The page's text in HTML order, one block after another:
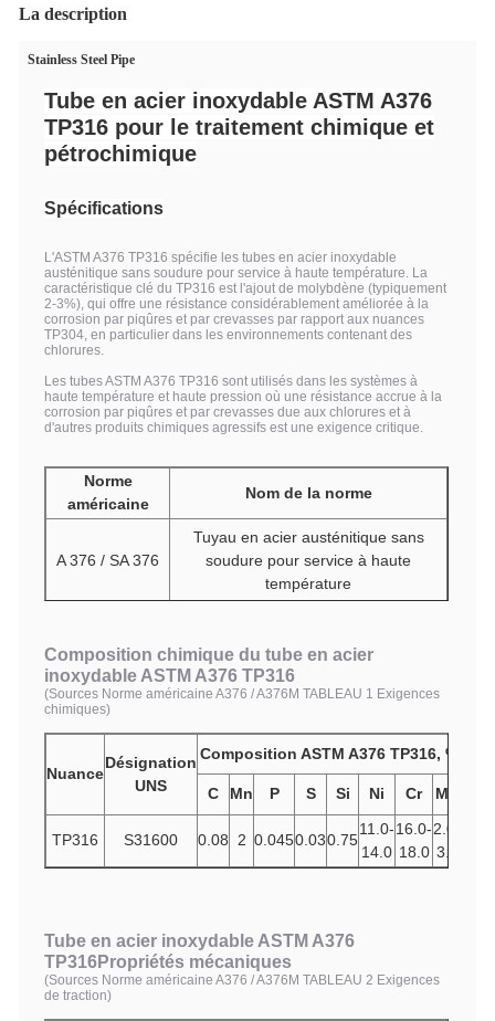
La description
Stainless Steel Pipe
Tube en acier inoxydable ASTM A376
TP316 pour le traitement chimique et
pétrochimique
Spécifications
L'ASTM A376 TP316 spécifie les tubes en acier inoxydable
austénitique sans soudure pour service à haute température. La
caractéristique clé du TP316 est l'ajout de molybdène (typiquement
2-3%), qui offre une résistance considérablement améliorée à la
corrosion par piqûres et par crevasses par rapport aux nuances
TP304, en particulier dans les environnements contenant des
chlorures.
Les tubes ASTM A376 TP316 sont utilisés dans les systèmes à
haute température et haute pression où une résistance accrue à la
corrosion par piqûres et par crevasses due aux chlorures et à
d'autres produits chimiques agressifs est une exigence critique.
Norme
américaine
Nom de la norme
A 376 / SA 376
Tuyau en acier austénitique sans
soudure pour service à haute
température
Composition chimique du tube en acier
inoxydable ASTM A376 TP316
(Sources Norme américaine A376 / A376M TABLEAU 1 Exigences
chimiques)
Nuance
Désignation
UNS
Composition ASTM A376 TP316, %
C Mn P S Si Ni Cr Mo
TP316 S31600 0.08 2 0.0450.030.75
11.0-
14.0
16.0-
18.0
2.0-
3.0
Tube en acier inoxydable ASTM A376
TP316Propriétés mécaniques
(Sources Norme américaine A376 / A376M TABLEAU 2 Exigences
de traction)